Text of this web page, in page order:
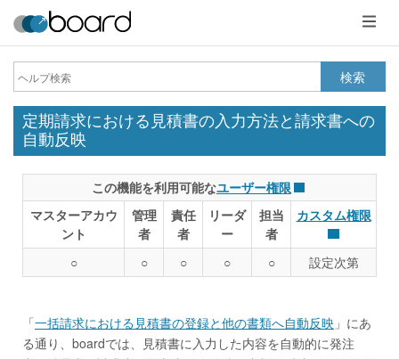
メ
ニ
ュ
ー
検索
定期請求における見積書の入力方法と請求書への
自動反映
この機能を利用可能なユーザー権限
マスターアカウ
ント
管理
者
責任
者
リーダ
ー
担当
者
カスタム権限
○ ○ ○ ○ ○ 設定次第
「一括請求における見積書の登録と他の書類へ自動反映 」にあ
る通り、boardでは、見積書に入力した内容を自動的に発注